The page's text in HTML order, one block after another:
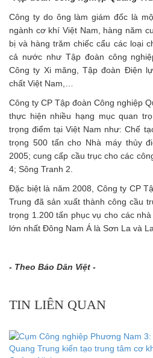
Công ty do ông làm giám đốc là
ngành cơ khí Việt Nam, hàng năm
bị và hàng trăm chiếc cẩu các loại
cả nước như Tập đoàn công
Công ty Xi măng, Tập đoàn Điện
chất Việt Nam,…
Công ty CP Tập đoàn Công nghiệp
thực hiện nhiều hạng mục quan
trọng điểm tại Việt Nam như: Chế
trọng 500 tấn cho Nhà máy thủy
2005; cung cấp cầu trục cho các
4; Sông Tranh 2.
Đặc biệt là năm 2008, Công ty CP
Trung đã sản xuất thành công cầu
trọng 1.200 tấn phục vụ cho các
lớn nhất Đông Nam Á là Sơn La và
- Theo Báo Dân Việt -
TIN LIÊN QUAN